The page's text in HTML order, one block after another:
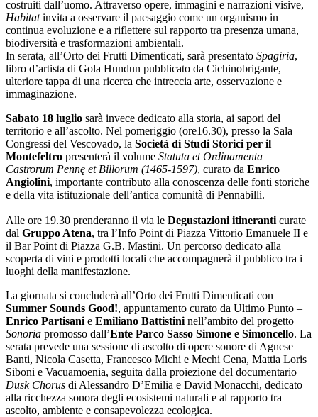
costruiti dall’uomo. Attraverso opere, immagini e narrazioni visive,
Habitatinvita a osservare il paesaggio come un organismo in
continua evoluzione e a riflettere sul rapporto tra presenza umana,
biodiversità e trasformazioni ambientali.
In serata, all’Orto dei Frutti Dimenticati, sarà presentato Spagiria,
libro d’artista di Gola Hundun pubblicato da Cichinobrigante,
ulteriore tappa di una ricerca che intreccia arte, osservazione e
immaginazione.
Sabato 18 luglio sarà invece dedicato alla storia, ai sapori del
territorio e all’ascolto. Nel pomeriggio (ore16.30), presso la Sala
Congressi del Vescovado, la Società di Studi Storici per il
Montefeltro presenterà il volume Statuta et Ordinamenta
Castrorum Pennę et Billorum (1465-1597), curato da Enrico
Angiolini, importante contributo alla conoscenza delle fonti storiche
e della vita istituzionale dell’antica comunità di Pennabilli.
Alle ore 19.30 prenderanno il via le Degustazioni itineranti curate
dal Gruppo Atena, tra l’Info Point di Piazza Vittorio Emanuele II e
il Bar Point di Piazza G.B. Mastini. Un percorso dedicato alla
scoperta di vini e prodotti locali che accompagnerà il pubblico tra i
luoghi della manifestazione.
La giornata si concluderà all’Orto dei Frutti Dimenticati con
Summer Sounds Good!, appuntamento curato da Ultimo Punto –
Enrico Partisani e Emiliano Battistini nell’ambito del progetto
Sonoria promosso dall’Ente Parco Sasso Simone e Simoncello. La
serata prevede una sessione di ascolto di opere sonore di Agnese
Banti, Nicola Casetta, Francesco Michi e Mechi Cena, Mattia Loris
Siboni e Vacuamoenia, seguita dalla proiezione del documentario
Dusk Chorus di Alessandro D’Emilia e David Monacchi, dedicato
alla ricchezza sonora degli ecosistemi naturali e al rapporto tra
ascolto, ambiente e consapevolezza ecologica.